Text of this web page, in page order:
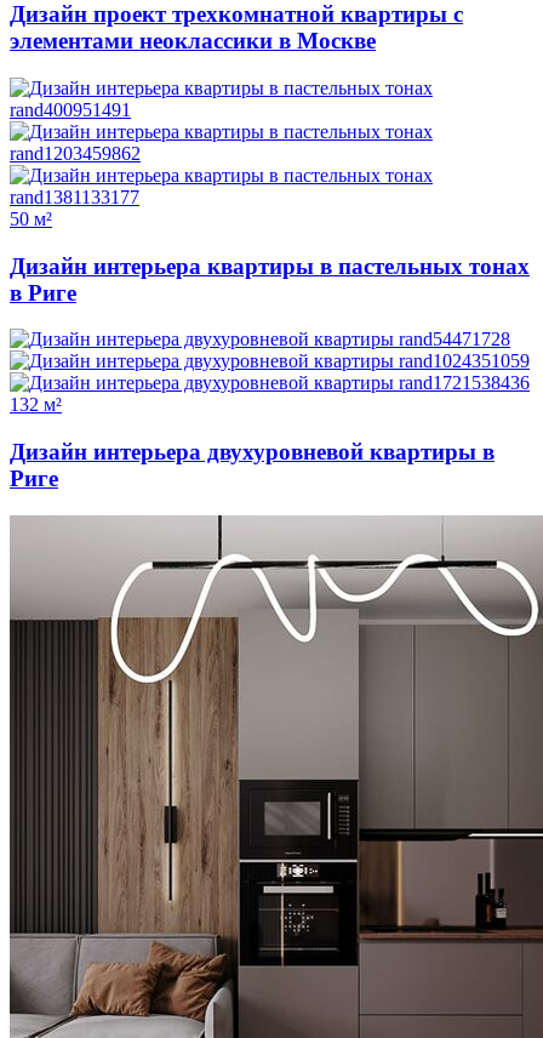
Дизайн проект трехкомнатной квартиры с
элементами неоклассики в Москве
50 м²
Дизайн интерьера квартиры в пастельных тонах
в Риге
132 м²
Дизайн интерьера двухуровневой квартиры в
Риге